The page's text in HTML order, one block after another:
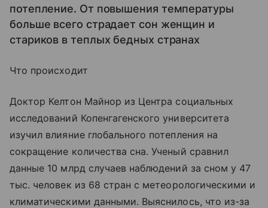
потепление. От повышения температуры
больше всего страдает сон женщин и
стариков в теплых бедных странах
Что происходит
Доктор Келтон Майнор из Центра социальных
исследований Копенгагенского университета
изучил влияние глобального потепления на
сокращение количества сна. Ученый сравнил
данные 10 млрд случаев наблюдений за сном у 47
тыс. человек из 68 стран с метеорологическими и
климатическими данными. Выяснилось, что из-за